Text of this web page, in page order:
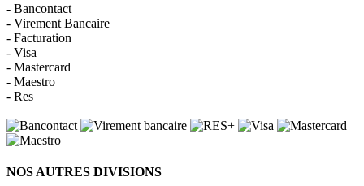
- Bancontact
- Virement Bancaire
- Facturation
- Visa
- Mastercard
- Maestro
- Res
NOS AUTRES DIVISIONS